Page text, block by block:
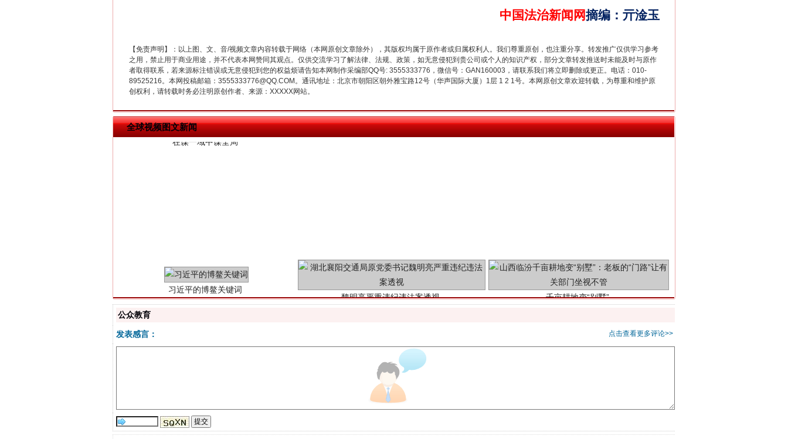
中国法治新闻网摘编 ： 亓淦玉
【免责声明】：以上图、文、音/视频文章内容转载于网络（本网原创文章除外），其版权均属于原作者或归属权利人。我们尊重原创，也注重分享。转发推广仅供学习参考
之用，禁止用于商业用途，并不代表本网赞同其观点。仅供交流学习了解法律、法规、政策，如无意侵犯到贵公司或个人的知识产权，部分文章转发推送时未能及时与原作
者取得联系，若来源标注错误或无意侵犯到您的权益烦请告知本网制作采编部QQ号: 3555333776，微信号：GAN160003，请联系我们将立即删除或更正。电话：010-
89525216。本网投稿邮箱：3555333776@QQ.COM。通讯地址：北京市朝阳区朝外雅宝路12号（华声国际大厦）1层 1 2 1号。本网原创文章欢迎转载，为尊重和维护原
创权利，请转载时务必注明原创作者、来源：XXXXX网站。
全球视频图文新闻
在谋一域中谋全局
“刷贴”乱象丛生
生物安全法正式实施
公众教育
点击查看更多评论>>
发表感言：